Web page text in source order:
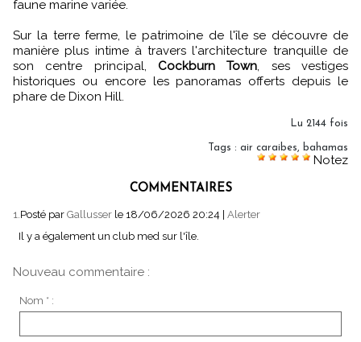
faune marine variée.
Sur la terre ferme, le patrimoine de l'île se découvre de
manière plus intime à travers l'architecture tranquille de
son centre principal, Cockburn Town, ses vestiges
historiques ou encore les panoramas offerts depuis le
phare de Dixon Hill.
Lu 2144 fois
Tags : air caraibes, bahamas
Notez
COMMENTAIRES
1. Posté par Gallusser le 18/06/2026 20:24
Alerter
Il y a également un club med sur l'île.
Nouveau commentaire :
Nom * :